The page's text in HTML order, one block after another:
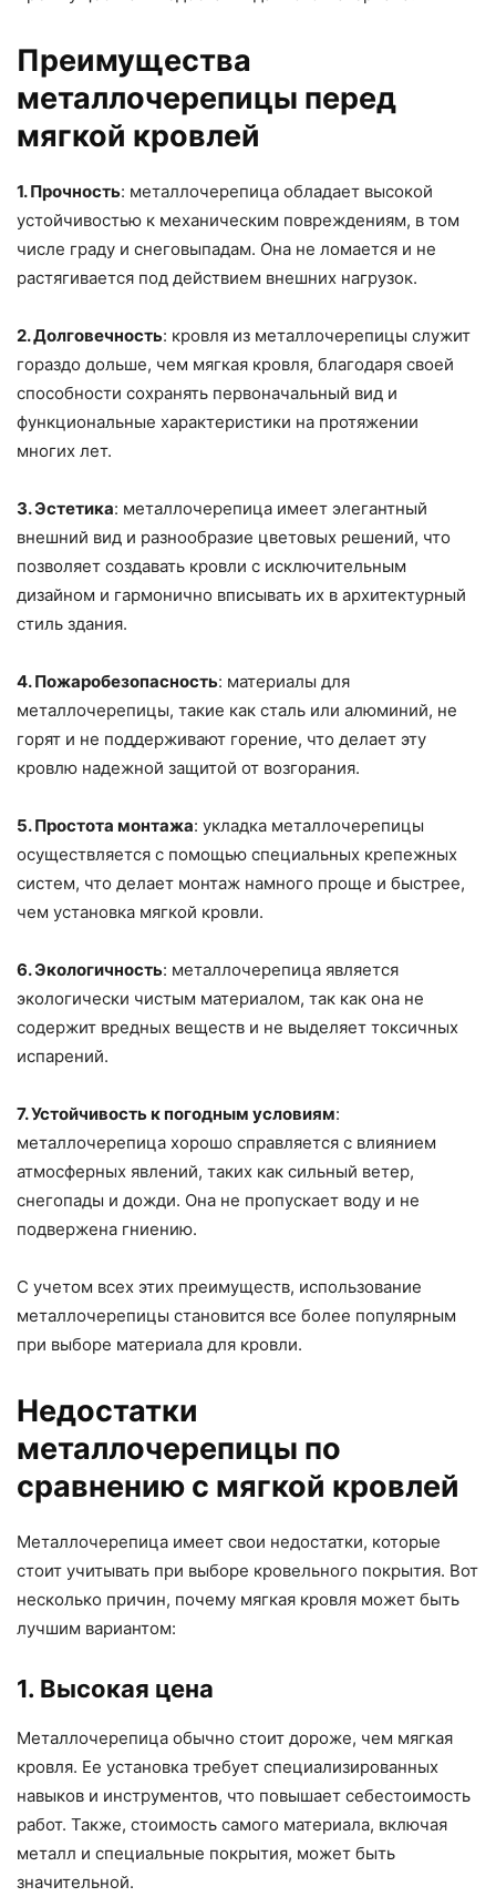
Преимущества
металлочерепицы перед
мягкой кровлей
1. Прочность: металлочерепица обладает высокой
устойчивостью к механическим повреждениям, в том
числе граду и снеговыпадам. Она не ломается и не
растягивается под действием внешних нагрузок.
2. Долговечность: кровля из металлочерепицы служит
гораздо дольше, чем мягкая кровля, благодаря своей
способности сохранять первоначальный вид и
функциональные характеристики на протяжении
многих лет.
3. Эстетика: металлочерепица имеет элегантный
внешний вид и разнообразие цветовых решений, что
позволяет создавать кровли с исключительным
дизайном и гармонично вписывать их в архитектурный
стиль здания.
4. Пожаробезопасность: материалы для
металлочерепицы, такие как сталь или алюминий, не
горят и не поддерживают горение, что делает эту
кровлю надежной защитой от возгорания.
5. Простота монтажа: укладка металлочерепицы
осуществляется с помощью специальных крепежных
систем, что делает монтаж намного проще и быстрее,
чем установка мягкой кровли.
6. Экологичность: металлочерепица является
экологически чистым материалом, так как она не
содержит вредных веществ и не выделяет токсичных
испарений.
7. Устойчивость к погодным условиям:
металлочерепица хорошо справляется с влиянием
атмосферных явлений, таких как сильный ветер,
снегопады и дожди. Она не пропускает воду и не
подвержена гниению.
С учетом всех этих преимуществ, использование
металлочерепицы становится все более популярным
при выборе материала для кровли.
Недостатки
металлочерепицы по
сравнению с мягкой кровлей
Металлочерепица имеет свои недостатки, которые
стоит учитывать при выборе кровельного покрытия. Вот
несколько причин, почему мягкая кровля может быть
лучшим вариантом:
1. Высокая цена
Металлочерепица обычно стоит дороже, чем мягкая
кровля. Ее установка требует специализированных
навыков и инструментов, что повышает себестоимость
работ. Также, стоимость самого материала, включая
металл и специальные покрытия, может быть
значительной.